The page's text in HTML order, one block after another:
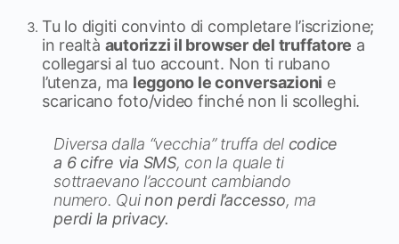
Tu lo digiti convinto di completare l’iscrizione;
in realtà autorizzi il browser del truffatore a
collegarsi al tuo account. Non ti rubano
l’utenza, ma leggono le conversazioni e
scaricano foto/video finché non li scolleghi.
Diversa dalla “vecchia” truffa del codice
a 6 cifre via SMS, con la quale ti
sottraevano l’account cambiando
numero. Quinon perdi l’accesso, ma
perdi la privacy.